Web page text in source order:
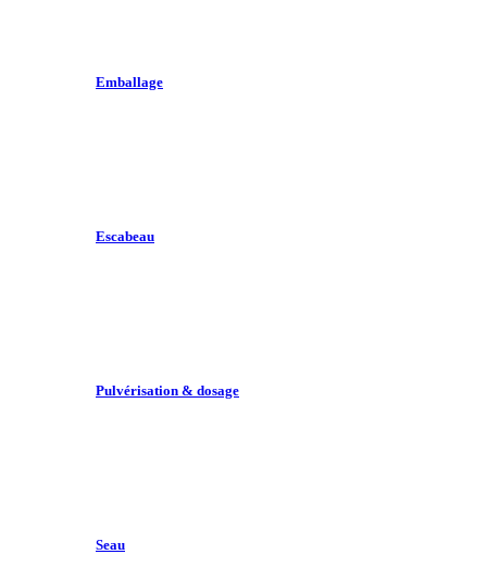
Emballage
Escabeau
Pulvérisation & dosage
Seau